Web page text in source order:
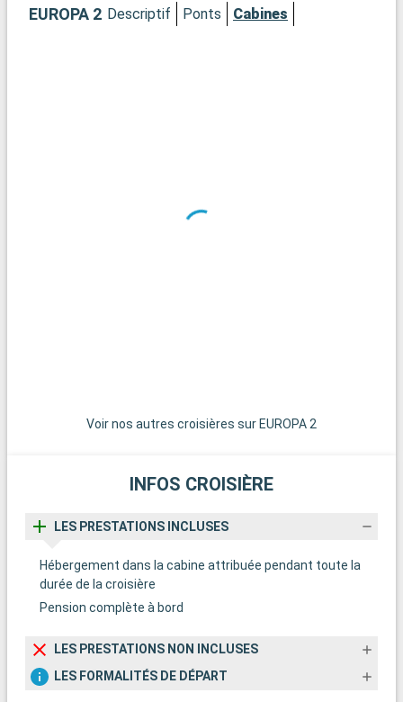
EUROPA 2 Descriptif Ponts Cabines
Voir nos autres croisières sur EUROPA 2
INFOS CROISIÈRE
LES PRESTATIONS INCLUSES
Hébergement dans la cabine attribuée pendant toute la
durée de la croisière
Pension complète à bord
LES PRESTATIONS NON INCLUSES
LES FORMALITÉS DE DÉPART